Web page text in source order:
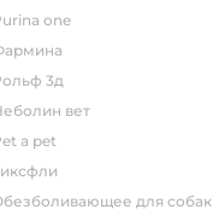
purina one
фармина
рольф 3д
неболин вет
pet a pet
тиксфли
обезболивающее для собак